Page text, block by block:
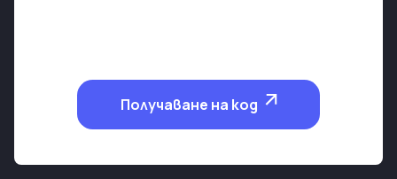
Получаване на код